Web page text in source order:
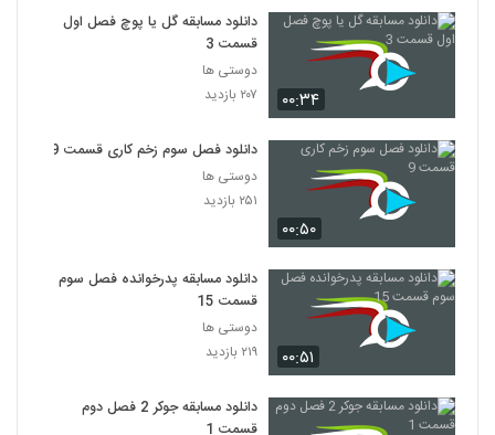
۰۰:۳۴
دانلود مسابقه گل یا پوچ فصل اول
قسمت 3
دوستی ها
۲۰۷ بازدید
۰۰:۵۰
دانلود فصل سوم زخم کاری قسمت 9
دوستی ها
۲۵۱ بازدید
۰۰:۵۱
دانلود مسابقه پدرخوانده فصل سوم
قسمت 15
دوستی ها
۲۱۹ بازدید
دانلود مسابقه جوکر 2 فصل دوم
قسمت 1